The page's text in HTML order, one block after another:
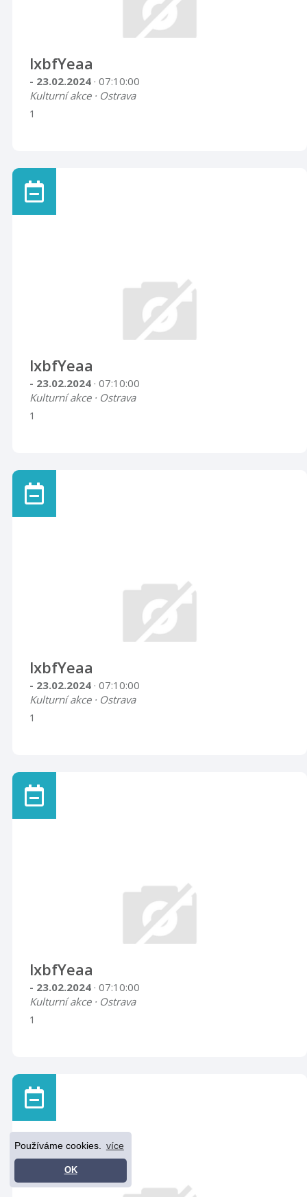
Používáme cookies. více
OK
lxbfYeaa
- 23.02.2024 · 07:10:00
Kulturní akce · Ostrava
1
lxbfYeaa
- 23.02.2024 · 07:10:00
Kulturní akce · Ostrava
1
lxbfYeaa
- 23.02.2024 · 07:10:00
Kulturní akce · Ostrava
1
lxbfYeaa
- 23.02.2024 · 07:10:00
Kulturní akce · Ostrava
1